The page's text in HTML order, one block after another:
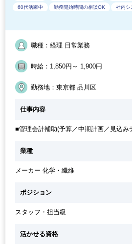
60代活躍中 勤務開始時間の相談OK 社内シ
業界知識・専門用語等のOJT 残業月10時間未満
派遣スタッフ活躍中
朝遅め
職種：経理 日常業務
時給：1,850円～ 1,900円
勤務地：東京都 品川区
仕事内容
■管理会計補助(予算／中期計画／見込
業種
メーカー 化学・繊維
ポジション
スタッフ・担当級
活かせる資格